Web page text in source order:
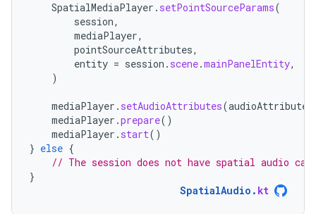
SpatialMediaPlayer . setPointSourceParams(
session,
mediaPlayer,
pointSourceAttributes,
entity = session . scene.mainPanelEntity,
)
mediaPlayer . setAudioAttributes(audioAttributes
mediaPlayer .prepare()
mediaPlayer . start()
} else {
// The session does not have spatial audio
}
SpatialAudio . kt